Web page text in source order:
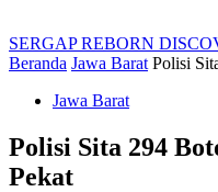
SERGAP REBORN
Beranda Jawa Barat Polisi
Jawa Barat
Polisi Sita 294
Pekat